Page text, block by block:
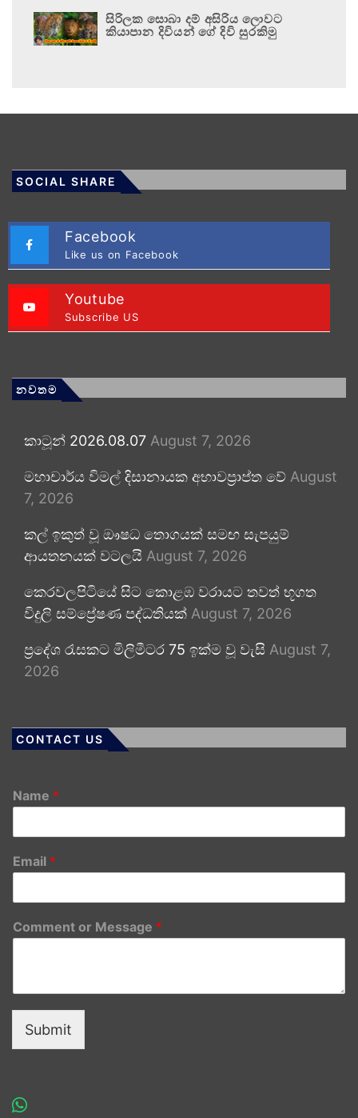
සිරිලක සොබා දම් අසිරිය ලොවට
කියාපාන දිවියන් ගේ දිවි සුරකිමු
SOCIAL SHARE
Facebook
Like us on Facebook
Youtube
Subscribe US
නවතම
කාටූන් 2026.08.07 August 7, 2026
මහාචාර්ය විමල් දිසානායක අභාවප්‍රාප්ත වේ August
7, 2026
කල් ඉකුත් වූ ඖෂධ තොගයක් සමඟ සැපයුම්
ආයතනයක් වටලයි August 7, 2026
කෙරවලපිටියේ සිට කොළඹ වරායට තවත් භූගත
විදුලි සම්ප්‍රේෂණ පද්ධතියක් August 7, 2026
ප්‍රදේශ රැසකට මිලිමීටර 75 ඉක්ම වූ වැසි August 7,
2026
CONTACT US
Name *
Email *
Comment or Message *
Submit